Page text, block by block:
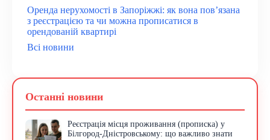
Оренда нерухомості в Запоріжжі: як вона пов’язана
з реєстрацією та чи можна прописатися в
орендованій квартирі
Всі новини
Останні новини
Реєстрація місця проживання (прописка) у
Білгород-Дністровському: що важливо знати